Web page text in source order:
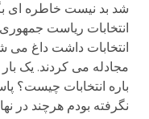
انتخابات ریاست
انتخابات داشت داغ می
مجادله می کردند. یک
باره انتخابات چیست؟
نگرفته بودم هرچند در